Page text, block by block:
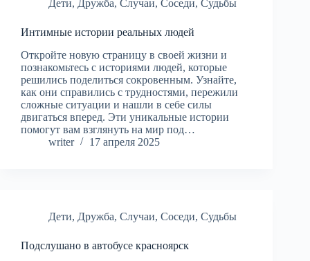
Дети, Дружба, Случаи, Соседи, Судьбы
Интимные истории реальных людей
Откройте новую страницу в своей жизни и
познакомьтесь с историями людей, которые
решились поделиться сокровенным. Узнайте,
как они справились с трудностями, пережили
сложные ситуации и нашли в себе силы
двигаться вперед. Эти уникальные истории
помогут вам взглянуть на мир под…
writer
17 апреля 2025
Дети, Дружба, Случаи, Соседи, Судьбы
Подслушано в автобусе красноярск